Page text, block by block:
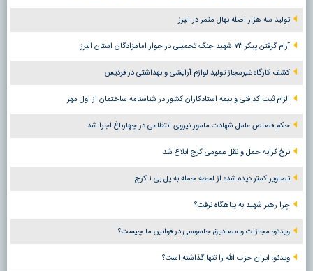
تولید سه هزار اصله نهال مثمر در البرز
آرام گرفتن پیکر ۷۳ شهید جنگ تحمیلی در جوار امامزادگان استان البرز
کشف کارگاه غیرمجاز تولید لوازم آرایشی و بهداشتی در فردیس
الزام ثبت کد فنی و بیمه استادکاران کشور در شناسنامه ساختمان از اول مهر
حکم قصاص عامل شهادت مامور نیروی انتظامی در چهارباغ اجرا شد
نرخ کرایه حمل و نقل عمومی کرج ابلاغ شد
تصاویر کمتر دیده شده از لحظه حمله به پل بی ۱ کرج
چرا رهبر شهید به پناهگاه نرفت؟
ویدئو؛ مجازات و مصادیق جاسوسی در قوانین ما چیست؟
ویدئو؛ ایران حزب الله را تنها گذاشته است؟